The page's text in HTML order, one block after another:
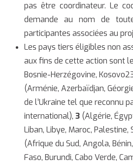
pas être coordinateur. Le
demande au nom de
participantes associées au
Les pays tiers éligibles non
aux fins de cette action sont
Bosnie-Herzégovine,
(Arménie, Azerbaïdjan,
de l’Ukraine tel que reconnu
international), 3(Algérie,
Liban, Libye, Maroc, Palestine,
(Afrique du Sud, Angola,
Faso, Burundi, Cabo Verde,